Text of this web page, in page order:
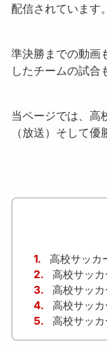
配信されています。
準決勝までの動画
したチームの試合
当ページでは、高
（放送）そして
1.
高校サッカ
2.
高校サッ
3.
高校サッ
4.
高校サッカ
5.
高校サッ